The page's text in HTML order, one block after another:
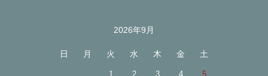
2026年9月
日 月 火 水 木 金 土
1 2 3 4 5